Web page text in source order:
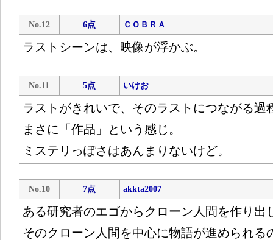
No.12 6点 ＣＯＢＲＡ
ラストシーンは、映像が浮かぶ。
No.11 5点 いけお
ラストがきれいで、そのラストにつながる過
まさに「作品」という感じ。
ミステリっぽさはあんまりないけど。
No.10 7点 akkta2007
ある研究者のエゴからクローン人間を作り出
そのクローン人間を中心に物語が進められる